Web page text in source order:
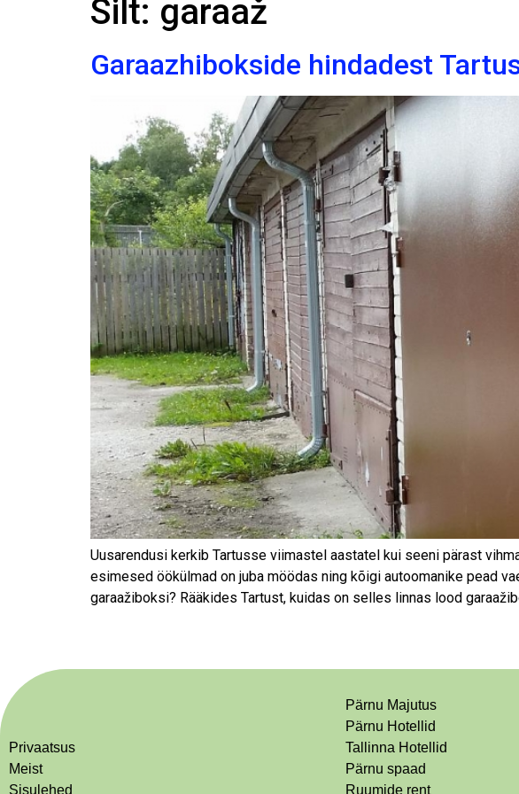
Silt: garaaž
Garaazhibokside hindadest
Uusarendusi kerkib Tartusse viimastel aastatel kui seeni pärast
esimesed öökülmad on juba möödas ning kõigi autoomanike pead
garaažiboksi? Rääkides Tartust, kuidas on selles linnas lood
Privaatsus
Meist
Sisulehed
Pärnu Majutus
Pärnu Hotellid
Tallinna Hotellid
Pärnu spaad
Ruumide rent